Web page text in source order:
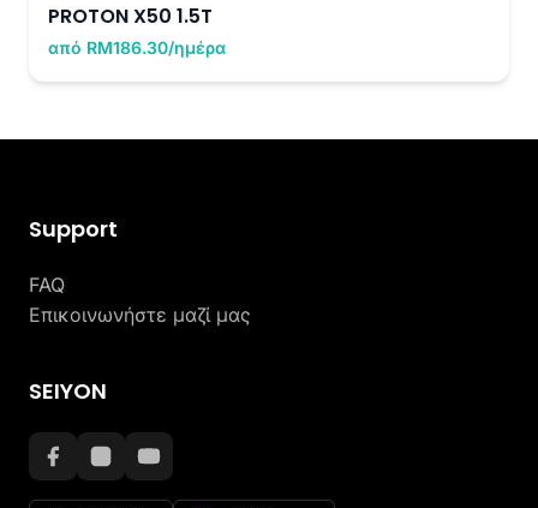
PROTON X50 1.5T
από RM186.30/ημέρα
SEIYON
Support
FAQ
Επικοινωνήστε μαζί μας